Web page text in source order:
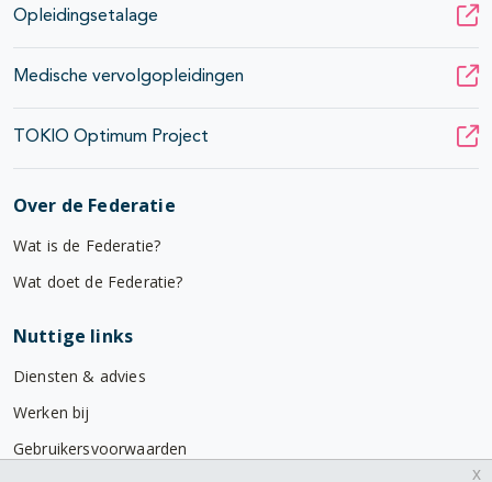
Opleidingsetalage
Medische vervolgopleidingen
TOKIO Optimum Project
Over de Federatie
Wat is de Federatie?
Wat doet de Federatie?
Nuttige links
Diensten & advies
Werken bij
Gebruikersvoorwaarden
x